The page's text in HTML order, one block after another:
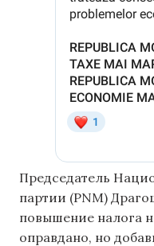
Председатель
партии (PNM)
повышение налога
оправдано, но